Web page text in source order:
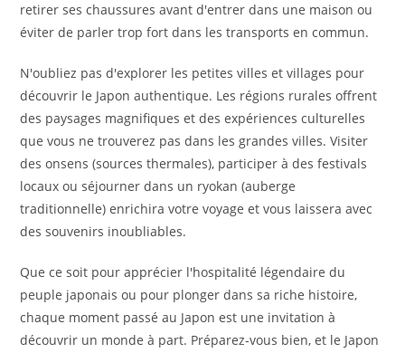
retirer ses chaussures avant d'entrer dans une maison ou
éviter de parler trop fort dans les transports en commun.
N'oubliez pas d'explorer les petites villes et villages pour
découvrir le Japon authentique. Les régions rurales offrent
des paysages magnifiques et des expériences culturelles
que vous ne trouverez pas dans les grandes villes. Visiter
des onsens (sources thermales), participer à des festivals
locaux ou séjourner dans un ryokan (auberge
traditionnelle) enrichira votre voyage et vous laissera avec
des souvenirs inoubliables.
Que ce soit pour apprécier l'hospitalité légendaire du
peuple japonais ou pour plonger dans sa riche histoire,
chaque moment passé au Japon est une invitation à
découvrir un monde à part. Préparez-vous bien, et le Japon